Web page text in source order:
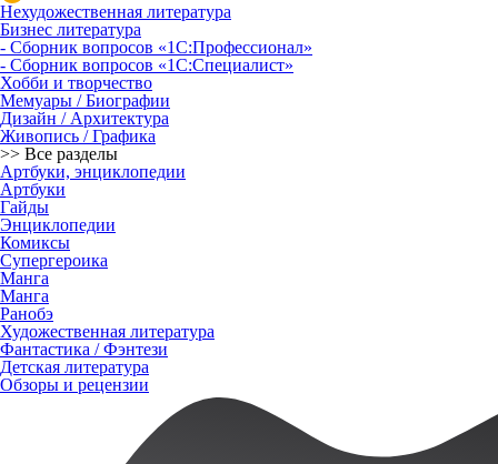
Нехудожественная литература
Бизнес литература
- Сборник вопросов «1С:Профессионал»
- Сборник вопросов «1С:Специалист»
Хобби и творчество
Мемуары / Биографии
Дизайн / Архитектура
Живопись / Графика
>> Все разделы
Артбуки, энциклопедии
Артбуки
Гайды
Энциклопедии
Комиксы
Супергероика
Манга
Манга
Ранобэ
Художественная литература
Фантастика / Фэнтези
Детская литература
Обзоры и рецензии